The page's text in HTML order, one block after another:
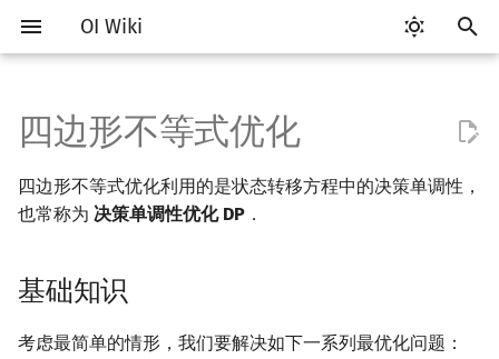
OI Wiki
入
以
开
搜
Getting Started
关于本项目
比赛相关简介
赛事
OI 赛事与赛制
题型概述
读入、输出优化
工具软件简介
代码编辑工具
Vim
评测工具简介
Testlib 简介
语言基础简介
C++ 基础
Hello, World!
C++ 标准库简介
类
算法基础简介
复杂度
复杂度简介
排序简介
搜索部分简介
DFS（搜索）
基础知识
分治
字符串部分简介
字符串基础
后缀数组简介
数学部分简介
布尔代数
数字系统简介
数论基础
多项式与生成函数简介
排列组合
线性代数简介
线性规划基础
基本概念
基本概念
博弈论简介
插值
数据结构部分简介
栈
并查集
堆简介
分块思想
线段树基础
二叉搜索树 & 平衡树
可持久化数据结构简介
线段树套线段树
Link Cut Tree
图论部分简介
图论相关概念
树基础
最短路
最小生成树
强连通分量
网络流简介
图匹配
计算几何部分简介
二维计算几何基础
杂项简介
离散化
离线算法简介
随机函数
RMQ
并查集应用
四边形不等式优化
四边形不等式优化利用的是状态转移方程中的决策单调性，
也常称为 决策单调性优化 DP ．
基础知识
考虑最简单的情形，我们要解决如下一系列最优化问题：